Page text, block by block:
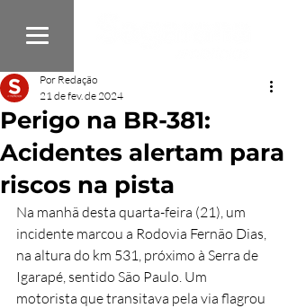
Perigo na BR-381:
Acidentes alertam para
riscos na pista
Por Redação
21 de fev. de 2024
Na manhã desta quarta-feira (21), um
incidente marcou a Rodovia Fernão Dias,
na altura do km 531, próximo à Serra de
Igarapé, sentido São Paulo. Um
motorista que transitava pela via flagrou